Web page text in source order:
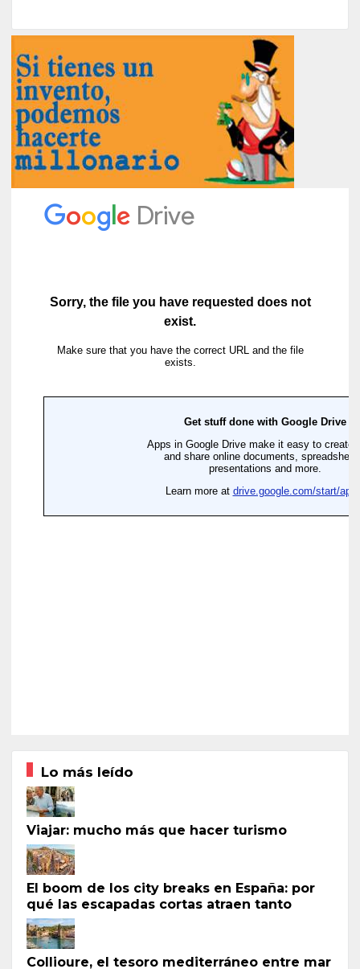
Lo más leído
Viajar: mucho más que hacer turismo
El boom de los city breaks en España: por
qué las escapadas cortas atraen tanto
Collioure, el tesoro mediterráneo entre mar